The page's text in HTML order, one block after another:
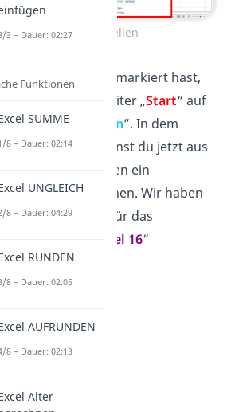
Tabelle erstellen
du die Daten markiert hast,
du unter dem Reiter „Start“ auf
Tabelle formatieren”. In dem
Fenster kannst du jetzt aus
vielen Excel Tabellen ein
aussuchen. Wir haben
in diesem Beispiel für das
– Mittel 16“
3 – Dauer: 02:27
Funktionen
SUMME
8 – Dauer: 02:14
UNGLEICH
8 – Dauer: 04:29
RUNDEN
8 – Dauer: 02:05
AUFRUNDEN
8 – Dauer: 02:13
Alter